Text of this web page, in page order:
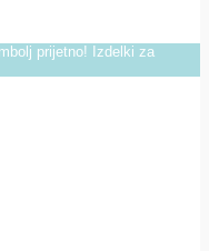
prijetno! Izdelki za